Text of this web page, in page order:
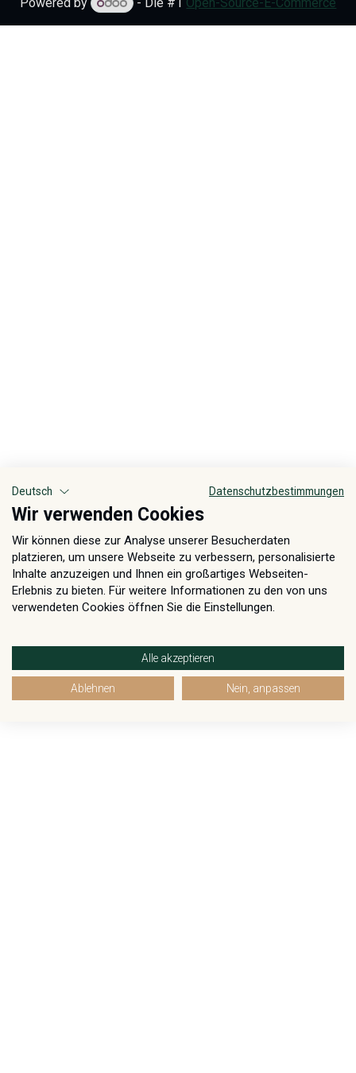
Deutsch Datenschutzbestimmungen
Wir verwenden Cookies
Wir können diese zur Analyse unserer Besucherdaten
platzieren, um unsere Webseite zu verbessern, personalisierte
Inhalte anzuzeigen und Ihnen ein großartiges Webseiten-
Erlebnis zu bieten. Für weitere Informationen zu den von uns
verwendeten Cookies öffnen Sie die Einstellungen.
Alle akzeptieren
Ablehnen Nein, anpassen